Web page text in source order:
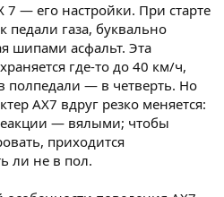
7 — его настройки. При старте
педали газа, буквально
шипами асфальт. Эта
где-то до 40 км/ч,
полпедали — в четверть. Но
AX7 вдруг резко меняется:
— вялыми; чтобы
приходится
ли не в пол.